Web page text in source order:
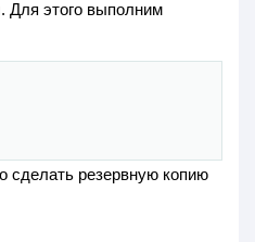
Для этого выполним
сделать резервную копию